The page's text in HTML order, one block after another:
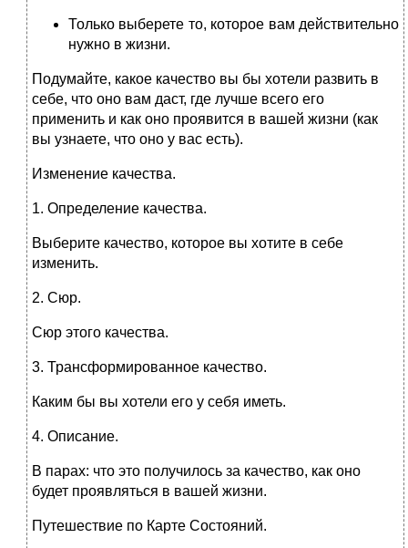
Только выберете то, которое вам действительно
нужно в жизни.
Подумайте, какое качество вы бы хотели развить в
себе, что оно вам даст, где лучше всего его
применить и как оно проявится в вашей жизни (как
вы узнаете, что оно у вас есть).
Изменение качества.
1. Определение качества.
Выберите качество, которое вы хотите в себе
изменить.
2. Сюр.
Сюр этого качества.
3. Трансформированное качество.
Каким бы вы хотели его у себя иметь.
4. Описание.
В парах: что это получилось за качество, как оно
будет проявляться в вашей жизни.
Путешествие по Карте Состояний.